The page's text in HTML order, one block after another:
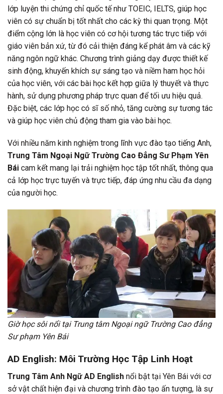
lớp luyện thi chứng chỉ quốc tế như TOEIC, IELTS, giúp học
viên có sự chuẩn bị tốt nhất cho các kỳ thi quan trọng. Một
điểm cộng lớn là học viên có cơ hội tương tác trực tiếp với
giáo viên bản xứ, từ đó cải thiện đáng kể phát âm và các kỹ
năng ngôn ngữ khác. Chương trình giảng dạy được thiết kế
sinh động, khuyến khích sự sáng tạo và niềm ham học hỏi
của học viên, với các bài học kết hợp giữa lý thuyết và thực
hành, sử dụng phương pháp trực quan để tối ưu hiệu quả.
Đặc biệt, các lớp học có sĩ số nhỏ, tăng cường sự tương tác
và giúp học viên chủ động tham gia vào bài học.
Với nhiều năm kinh nghiệm trong lĩnh vực đào tạo tiếng Anh,
Trung Tâm Ngoại Ngữ Trường Cao Đẳng Sư Phạm Yên
Bái cam kết mang lại trải nghiệm học tập tốt nhất, thông qua
cả lớp học trực tuyến và trực tiếp, đáp ứng nhu cầu đa dạng
của người học.
Giờ học sôi nổi tại Trung tâm Ngoại ngữ Trường Cao đẳng
Sư phạm Yên Bái
AD English: Môi Trường Học Tập Linh Hoạt
Trung Tâm Anh Ngữ AD English nổi bật tại Yên Bái với cơ
sở vật chất hiện đại và chương trình đào tạo ấn tượng, là sự